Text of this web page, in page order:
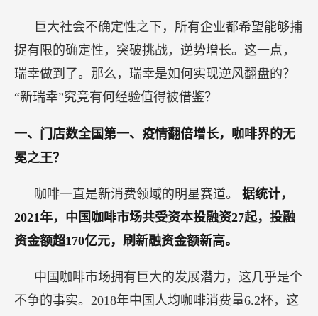
巨大社会不确定性之下，所有企业都希望能够捕
捉有限的确定性，突破挑战，逆势增长。这一点，
瑞幸做到了。那么，瑞幸是如何实现逆风翻盘的？
“新瑞幸”究竟有何经验值得被借鉴？
一、门店数全国第一、疫情翻倍增长，咖啡界的无
冕之王？
咖啡一直是新消费领域的明星赛道。 据统计，
2021年，中国咖啡市场共受资本投融资27起，投融
资金额超170亿元，刷新融资金额新高。
中国咖啡市场拥有巨大的发展潜力，这几乎是个
不争的事实。2018年中国人均咖啡消费量6.2杯，这